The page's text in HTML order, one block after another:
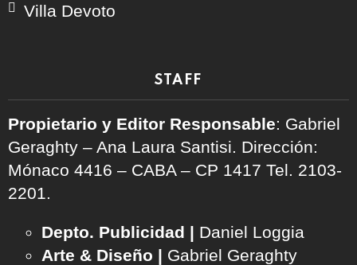
Villa Devoto
STAFF
Propietario y Editor Responsable: Gabriel
Geraghty – Ana Laura Santisi. Dirección:
Mónaco 4416 – CABA – CP 1417 Tel. 2103-
2201.
Depto. Publicidad | Daniel Loggia
Arte & Diseño | Gabriel Geraghty